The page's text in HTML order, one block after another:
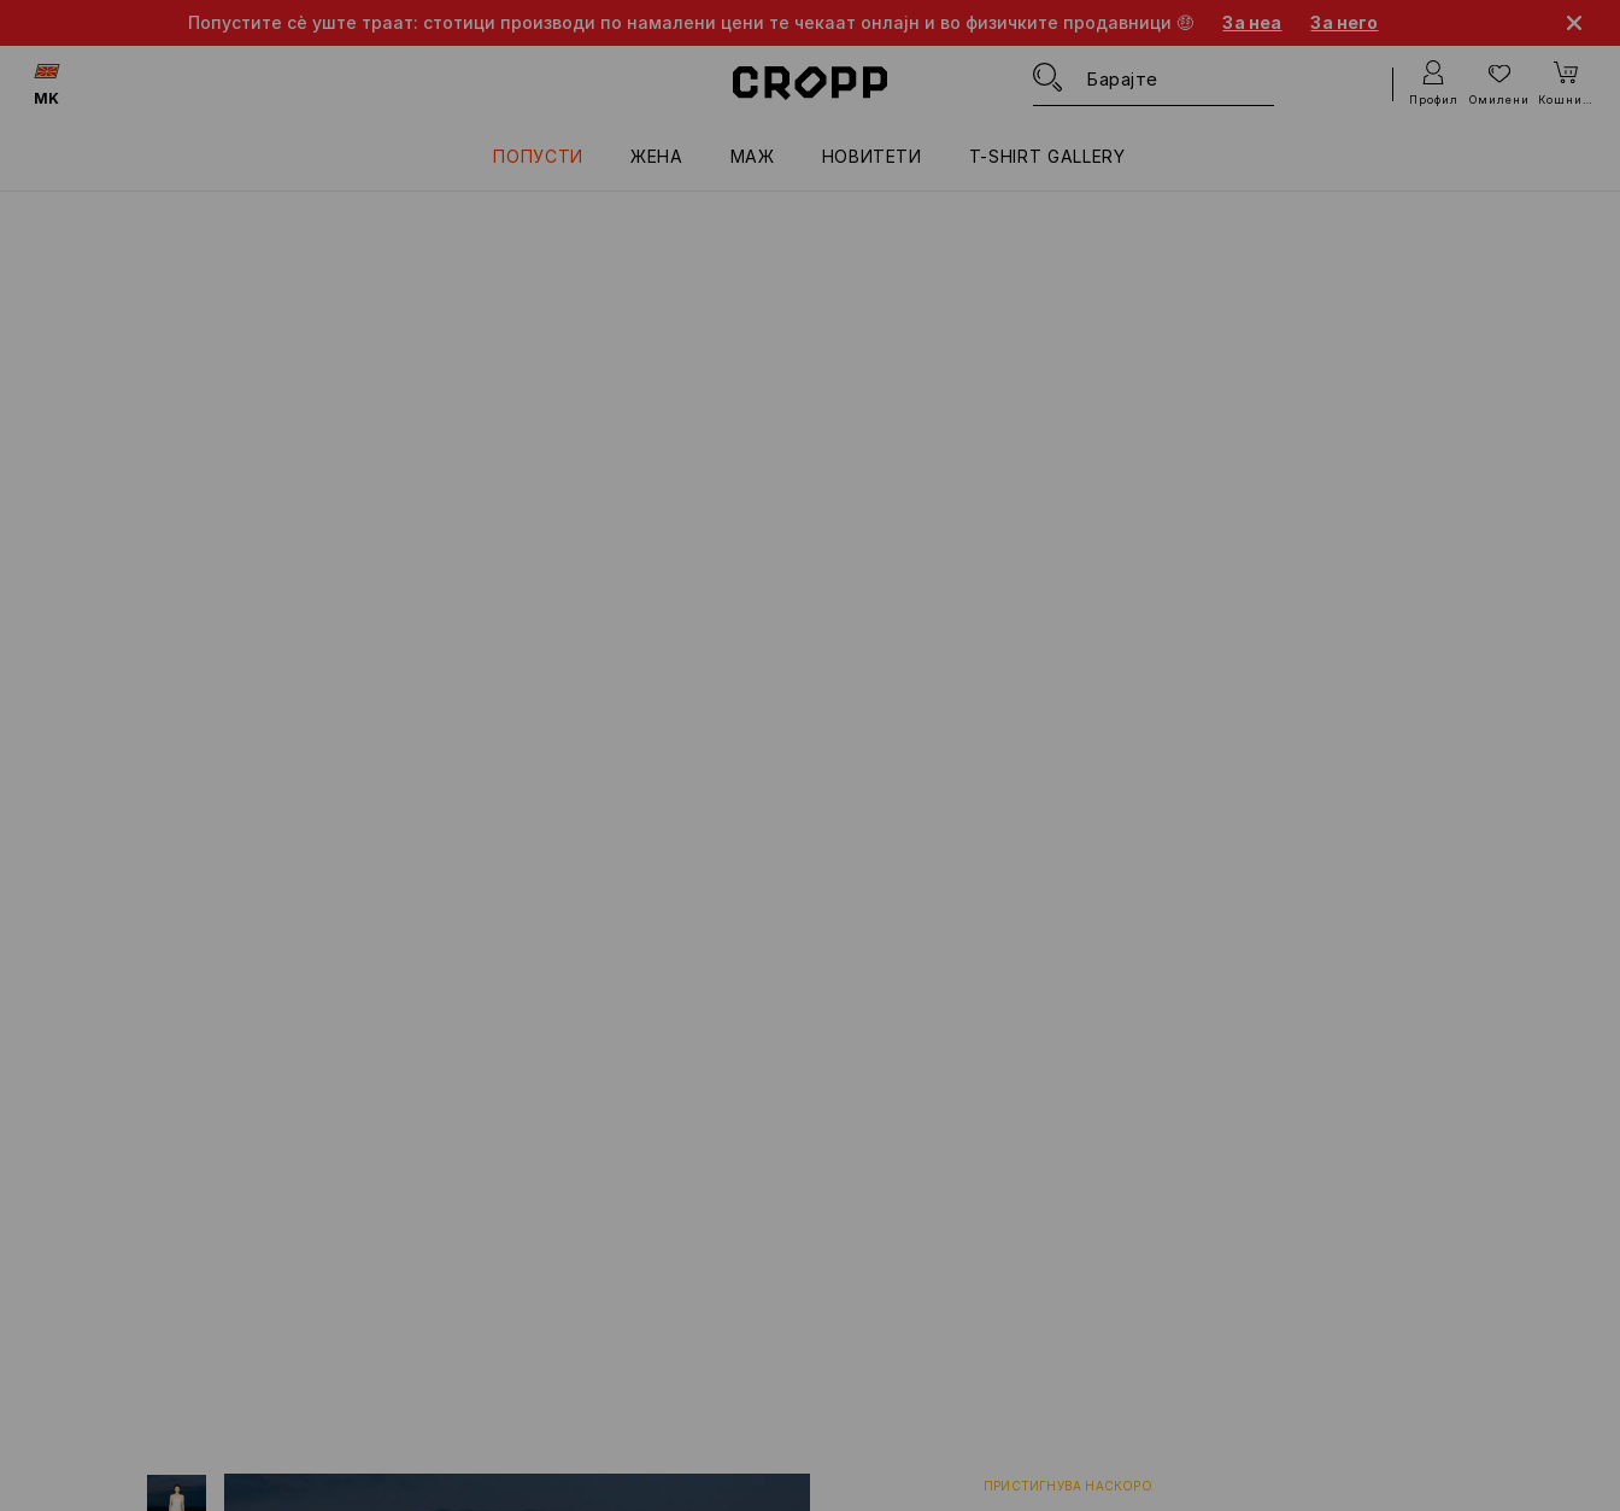
Попустите сè уште траат: стотици производи по намалени цени те чекаат онлајн и во физичките продавници 🤑 За неа За него
ПОПУСТИ ЖЕНА МАЖ HОВИТЕТИ T-SHIRT GALLERY
MK Профил Омилени Кошничка
ПРИСТИГНУВА НАСКОРО